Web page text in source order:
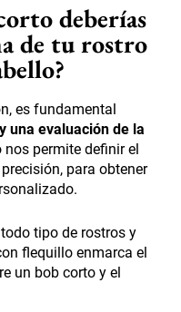
deberías
de tu rostro
es fundamental
una evaluación de la
nos permite definir el
para obtener
tipo de rostros y
flequillo enmarca el
un bob corto y el